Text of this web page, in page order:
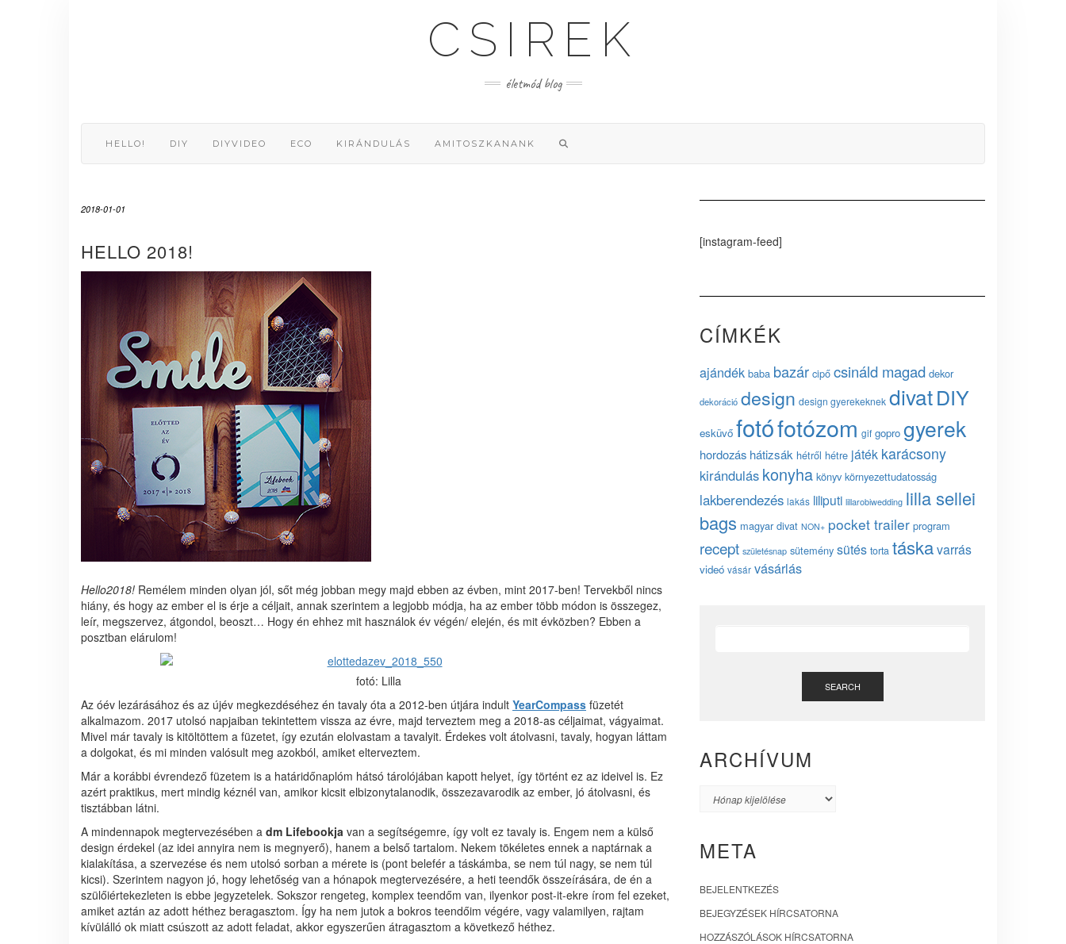
CSIREK
életmód blog
HELLO! DIY DIYVIDEO ECO KIRÁNDULÁS AMITOSZKANANK
2018-01-01
HELLO 2018!
Hello2018! Remélem minden olyan jól, sőt még jobban megy majd ebben az évben, mint 2017-ben! Tervekből nincs
hiány, és hogy az ember el is érje a céljait, annak szerintem a legjobb módja, ha az ember több módon is összegez,
leír, megszervez, átgondol, beoszt… Hogy én ehhez mit használok év végén/ elején, és mit évközben? Ebben a
posztban elárulom!
fotó: Lilla
Az óév lezárásához és az újév megkezdéséhez én tavaly óta a 2012-ben útjára indult YearCompass füzetét
alkalmazom. 2017 utolsó napjaiban tekintettem vissza az évre, majd terveztem meg a 2018-as céljaimat, vágyaimat.
Mivel már tavaly is kitöltöttem a füzetet, így ezután elolvastam a tavalyit. Érdekes volt átolvasni, tavaly, hogyan láttam
a dolgokat, és mi minden valósult meg azokból, amiket elterveztem.
Már a korábbi évrendező füzetem is a határidőnaplóm hátsó tárolójában kapott helyet, így történt ez az ideivel is. Ez
azért praktikus, mert mindig kéznél van, amikor kicsit elbizonytalanodik, összezavarodik az ember, jó átolvasni, és
tisztábban látni.
A mindennapok megtervezésében a dm Lifebookja van a segítségemre, így volt ez tavaly is. Engem nem a külső
design érdekel (az idei annyira nem is megnyerő), hanem a belső tartalom. Nekem tökéletes ennek a naptárnak a
kialakítása, a szervezése és nem utolsó sorban a mérete is (pont belefér a táskámba, se nem túl nagy, se nem túl
kicsi). Szerintem nagyon jó, hogy lehetőség van a hónapok megtervezésére, a heti teendők összeírására, de én a
szülőiértekezleten is ebbe jegyzetelek. Sokszor rengeteg, komplex teendőm van, ilyenkor post-it-ekre írom fel ezeket,
amiket aztán az adott héthez beragasztom. Így ha nem jutok a bokros teendőim végére, vagy valamilyen, rajtam
kívülálló ok miatt csúszott az adott feladat, akkor egyszerűen átragasztom a következő héthez.
[instagram-feed]
CÍMKÉK
ajándék baba bazár cipő csináld magad dekor
dekoráció design design gyerekeknek divatDIY
esküvő fotófotózom gif gopro gyerek
hordozás hátizsák hétről hétre játék karácsony
kirándulás konyha könyv környezettudatosság
lakberendezés lakás liliputi lillarobiwedding lilla sellei
bags magyar divat NON+ pocket trailer program
recept születésnap sütemény sütés torta táskavarrás
videó vásár vásárlás
SEARCH
ARCHÍVUM
Archívum
META
BEJELENTKEZÉS
BEJEGYZÉSEK HÍRCSATORNA
HOZZÁSZÓLÁSOK HÍRCSATORNA